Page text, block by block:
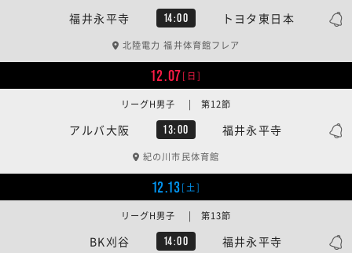
福井永平寺 14:00 トヨタ東日本
北陸電力 福井体育館フレア
12.07[日]
アルバ大阪 13:00 福井永平寺
リーグH男子 | 第12節
紀の川市民体育館
12.13[土]
BK刈谷 14:00 福井永平寺
リーグH男子 | 第13節